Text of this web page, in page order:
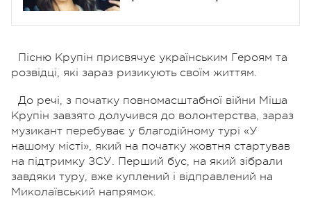
Пісню Крупін присвячує українським Героям та
розвідці, які зараз ризикують своїм життям.
До речі, з початку повномасштабної війни Міша
Крупін завзято долучився до волонтерства, зараз
музикант перебуває у благодійному турі «У
нашому місті», який на початку жовтня стартував
на підтримку ЗСУ. Перший бус, на який зібрали
завдяки туру, вже куплений і відправлений на
Миколаївський напрямок.